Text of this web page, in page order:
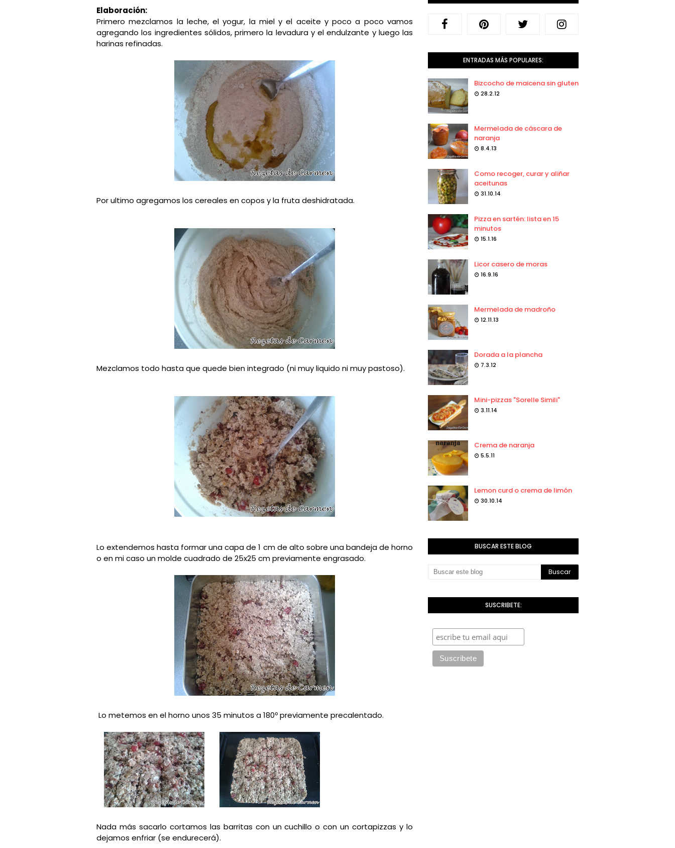
Elaboración:
Primero mezclamos la leche, el yogur, la miel y el aceite y poco a poco vamos
agregando los ingredientes sólidos, primero la levadura y el endulzante y luego las
harinas refinadas.
Por ultimo agregamos los cereales en copos y la fruta deshidratada.
Mezclamos todo hasta que quede bien integrado (ni muy liquido ni muy pastoso).
Lo extendemos hasta formar una capa de 1 cm de alto sobre una bandeja de horno
o en mi caso un molde cuadrado de 25x25 cm previamente engrasado.
Lo metemos en el horno unos 35 minutos a 180º previamente precalentado.
Nada más sacarlo cortamos las barritas con un cuchillo o con un cortapizzas y lo
dejamos enfriar (se endurecerá).
ENTRADAS MÁS POPULARES:
Bizcocho de maicena sin gluten
28.2.12
Mermelada de cáscara de
naranja
8.4.13
Como recoger, curar y aliñar
aceitunas
31.10.14
Pizza en sartén: lista en 15
minutos
15.1.16
Licor casero de moras
16.9.16
Mermelada de madroño
12.11.13
Dorada a la plancha
7.3.12
Mini-pizzas "Sorelle Simili"
3.11.14
Crema de naranja
5.5.11
Lemon curd o crema de limón
30.10.14
BUSCAR ESTE BLOG
SUSCRIBETE: